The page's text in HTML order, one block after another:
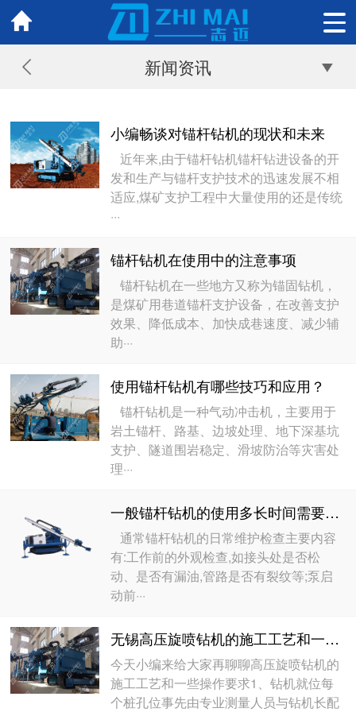
新闻资讯
小编畅谈对锚杆钻机的现状和未来
近年来,由于锚杆钻机锚杆钻进设备的开
发和生产与锚杆支护技术的迅速发展不相
适应,煤矿支护工程中大量使用的还是传统
···
锚杆钻机在使用中的注意事项
锚杆钻机在一些地方又称为锚固钻机，
是煤矿用巷道锚杆支护设备，在改善支护
效果、降低成本、加快成巷速度、减少辅
助···
使用锚杆钻机有哪些技巧和应用？
锚杆钻机是一种气动冲击机，主要用于
岩土锚杆、路基、边坡处理、地下深基坑
支护、隧道围岩稳定、滑坡防治等灾害处
理···
一般锚杆钻机的使用多长时间需要保养
通常锚杆钻机的日常维护检查主要内容
有:工作前的外观检查,如接头处是否松
动、是否有漏油,管路是否有裂纹等;泵启
动前···
无锡高压旋喷钻机的施工工艺和一些操作要求
今天小编来给大家再聊聊高压旋喷钻机的
施工工艺和一些操作要求1、钻机就位每
个桩孔位事先由专业测量人员与钻机长配